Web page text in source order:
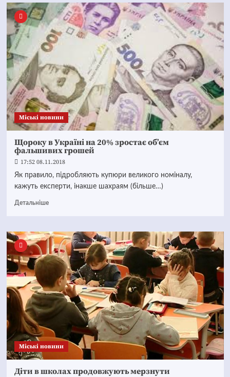
Mіські новини
Щороку в Україні на 20% зростає об’єм
фальшивих грошей
17:52 08.11.2018
Як правило, підробляють купюри великого номіналу,
кажуть експерти, інакше шахраям (більше…)
Детальніше
Mіські новини
Діти в школах продовжують мерзнути